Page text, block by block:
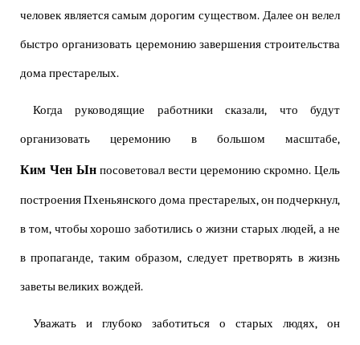
человек является самым дорогим существом. Далее он велел
быстро организовать церемонию завершения строительства
дома престарелых.
Когда руководящие работники сказали, что будут
организовать церемонию в большом масштабе,
Ким Чен Ын посоветовал вести церемонию скромно. Цель
построения Пхеньянского дома престарелых, он подчеркнул,
в том, чтобы хорошо заботились о жизни старых людей, а не
в пропаганде, таким образом, следует претворять в жизнь
заветы великих вождей.
Уважать и глубоко заботиться о старых людях, он